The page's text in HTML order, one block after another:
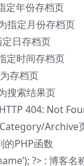
定年份存档页
指定月份存档页
日存档页
定时间存档页
存档页
搜索结果页
404: Not
Archive
的PHP函数
?> : 博客名